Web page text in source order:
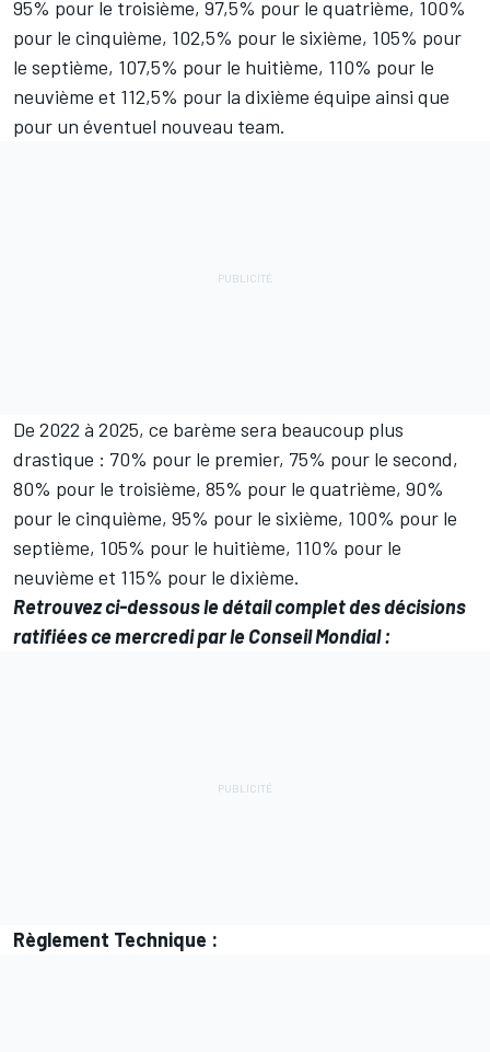
95% pour le troisième, 97,5% pour le quatrième, 100%
pour le cinquième, 102,5% pour le sixième, 105% pour
le septième, 107,5% pour le huitième, 110% pour le
neuvième et 112,5% pour la dixième équipe ainsi que
pour un éventuel nouveau team.
De 2022 à 2025, ce barème sera beaucoup plus
drastique : 70% pour le premier, 75% pour le second,
80% pour le troisième, 85% pour le quatrième, 90%
pour le cinquième, 95% pour le sixième, 100% pour le
septième, 105% pour le huitième, 110% pour le
neuvième et 115% pour le dixième.
Retrouvez ci-dessous le détail complet des décisions
ratifiées ce mercredi par le Conseil Mondial :
Règlement Technique :